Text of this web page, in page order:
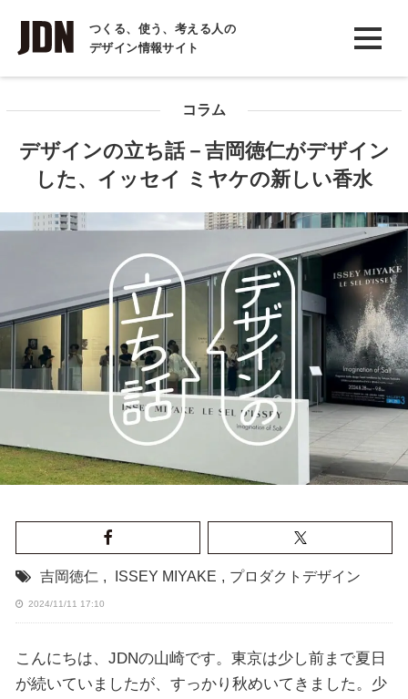
つくる、使う、考える人の
デザイン情報サイト
INTERVIEW
インタビュー
COLUMN
コラム
デザインの立ち話－吉岡徳仁がデザイン
した、イッセイ ミヤケの新しい香水
吉岡徳仁 , ISSEY MIYAKE , プロダクトデザイン
2024/11/11 17:10
こんにちは、JDNの山崎です。東京は少し前まで夏日
が続いていましたが、すっかり秋めいてきました。少